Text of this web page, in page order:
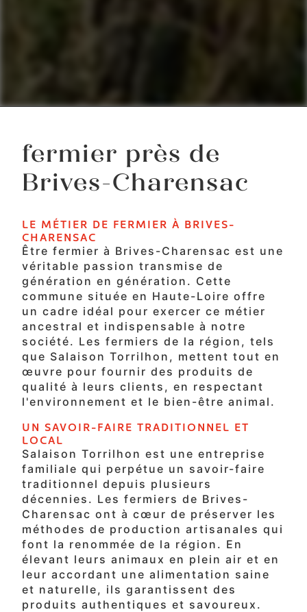
fermier près de
Brives-Charensac
LE MÉTIER DE FERMIER À BRIVES-
CHARENSAC
Être fermier à Brives-Charensac est une
véritable passion transmise de
génération en génération. Cette
commune située en Haute-Loire offre
un cadre idéal pour exercer ce métier
ancestral et indispensable à notre
société. Les fermiers de la région, tels
que Salaison Torrilhon, mettent tout en
œuvre pour fournir des produits de
qualité à leurs clients, en respectant
l'environnement et le bien-être animal.
UN SAVOIR-FAIRE TRADITIONNEL ET
LOCAL
Salaison Torrilhon est une entreprise
familiale qui perpétue un savoir-faire
traditionnel depuis plusieurs
décennies. Les fermiers de Brives-
Charensac ont à cœur de préserver les
méthodes de production artisanales qui
font la renommée de la région. En
élevant leurs animaux en plein air et en
leur accordant une alimentation saine
et naturelle, ils garantissent des
produits authentiques et savoureux.